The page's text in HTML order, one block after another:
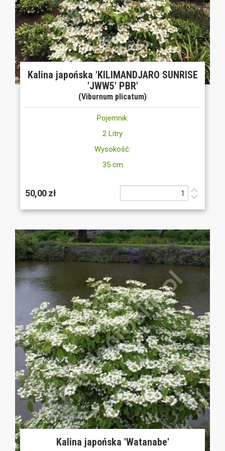
Kalina japońska 'KILIMANDJARO SUNRISE
'JWW5' PBR'
(Viburnum plicatum)
Pojemnik:
2 Litry
Wysokość:
35 cm
50,00 zł
Kalina japońska 'Watanabe'